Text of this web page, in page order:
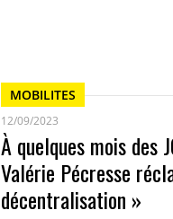
MOBILITES
12/09/2023
À quelques mois des
Valérie Pécresse
décentralisation »